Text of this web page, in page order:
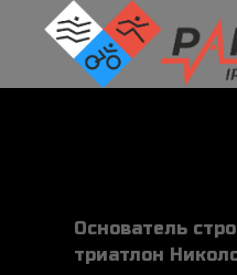
Основатель
триатлон